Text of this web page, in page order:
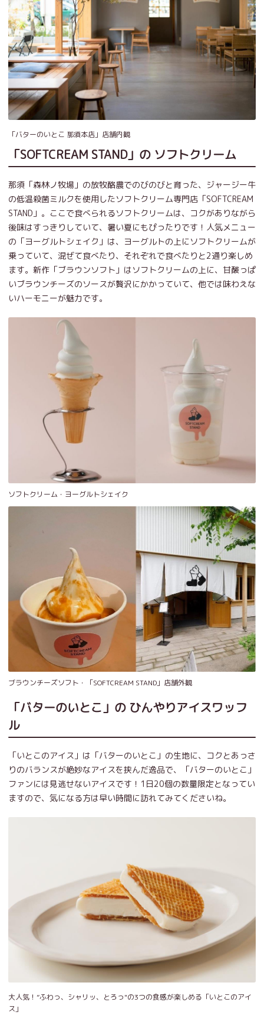
「バターのいとこ 那須本店」店舗内観
「SOFTCREAM STAND」の ソフトクリーム
那須「森林ノ牧場」の放牧酪農でのびのびと育った、ジャージー牛
の低温殺菌ミルクを使用したソフトクリーム専門店「SOFTCREAM
STAND」。ここで食べられるソフトクリームは、コクがありながら
後味はすっきりしていて、暑い夏にもぴったりです！人気メニュー
の「ヨーグルトシェイク」は、ヨーグルトの上にソフトクリームが
乗っていて、混ぜて食べたり、それぞれで食べたりと2通り楽しめ
ます。新作「ブラウンソフト」はソフトクリームの上に、甘酸っぱ
いブラウンチーズのソースが贅沢にかかっていて、他では味わえな
いハーモニーが魅力です。
ソフトクリーム・ヨーグルトシェイク
ブラウンチーズソフト・「SOFTCREAM STAND」店舗外観
「バターのいとこ」の ひんやりアイスワッフ
ル
「いとこのアイス」は「バターのいとこ」の生地に、コクとあっさ
りのバランスが絶妙なアイスを挟んだ逸品で、「バターのいとこ」
ファンには見逃せないアイスです！1日20個の数量限定となってい
ますので、気になる方は早い時間に訪れてみてくださいね。
大人気！”ふわっ、シャリッ、とろっ"の3つの食感が楽しめる「いとこのアイ
ス」